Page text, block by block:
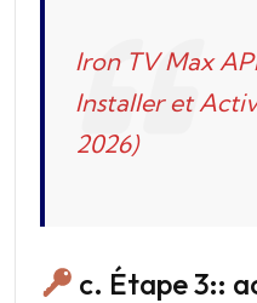
Iron TV Max
Installer et
2026)
c. Étape 3::